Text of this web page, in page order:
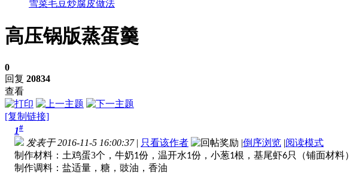
雪菜毛豆炒腐皮做法
高压锅版蒸蛋羹
0
回复 20834
查看
[复制链接]
1#
发表于 2016-11-5 16:00:37 | 只看该作者 |倒序浏览 |阅读模式
制作材料：土鸡蛋3个，牛奶1份，温开水1份，小葱1根，基尾虾6只（铺面材料）
制作调料：盐适量，糖，豉油，香油